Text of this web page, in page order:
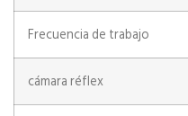
Frecuencia de trabajo
cámara réflex